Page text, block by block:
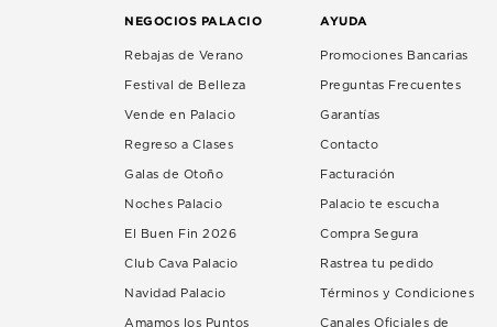
NEGOCIOS PALACIO
Rebajas de Verano
Festival de Belleza
Vende en Palacio
Regreso a Clases
Galas de Otoño
Noches Palacio
El Buen Fin 2026
Club Cava Palacio
Navidad Palacio
Amamos los Puntos
AYUDA
Promociones Bancarias
Preguntas Frecuentes
Garantías
Contacto
Facturación
Palacio te escucha
Compra Segura
Rastrea tu pedido
Términos y Condiciones
Canales Oficiales de